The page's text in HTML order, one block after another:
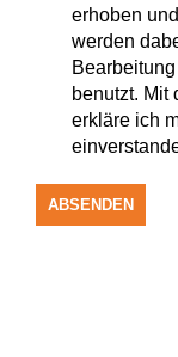
erhoben
werden
benutzt. Mit
erkläre ich
ABSENDEN